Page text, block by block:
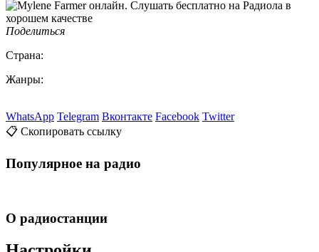
Поделиться
Страна:
Жанры:
WhatsApp Telegram Вконтакте Facebook Twitter
📋 Скопировать ссылку
Популярное на радио
О радиостанции